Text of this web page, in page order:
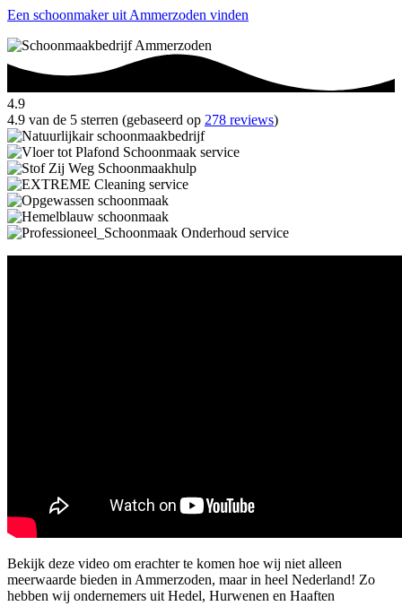
Een schoonmaker uit Ammerzoden vinden
4.9
4.9 van de 5 sterren (gebaseerd op 278 reviews)
Bekijk deze video om erachter te komen hoe wij niet alleen
meerwaarde bieden in Ammerzoden, maar in heel Nederland! Zo
hebben wij ondernemers uit Hedel, Hurwenen en Haaften